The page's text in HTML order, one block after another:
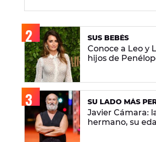
SUS BEBÉS
Conoce a Leo y
hijos de
SU LADO MÁS
Javier Cámara:
hermano, su